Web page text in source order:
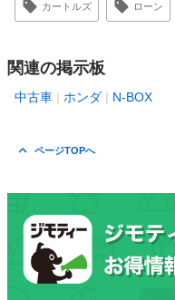
カートルズ ローン
関連の掲示板
中古車 ホンダ N-BOX
ページTOPへ